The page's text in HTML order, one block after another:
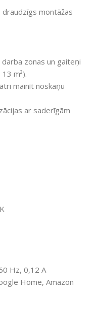
montāžas
zonas un gaiteņi
m²).
mainīt noskaņu
ar saderīgām
Hz, 0,12 A
Home, Amazon